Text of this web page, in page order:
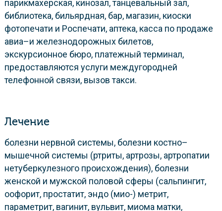
парикмахерская, кинозал, танцевальный зал,
библиотека, бильярдная, бар, магазин, киоски
фотопечати и Роспечати, аптека, касса по продаже
авиа–и железнодорожных билетов,
экскурсионное бюро, платежный терминал,
предоставляются услуги междугородней
телефонной связи, вызов такси.
Лечение
болезни нервной системы, болезни костно–
мышечной системы (ртриты, артрозы, артропатии
нетуберкулезного происхождения), болезни
женской и мужской половой сферы (сальпингит,
оофорит, простатит, эндо (мио-) метрит,
параметрит, вагинит, вульвит, миома матки,